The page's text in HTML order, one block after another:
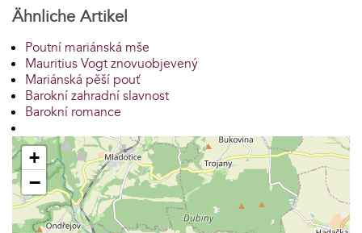
Ähnliche Artikel
Poutní mariánská mše
Mauritius Vogt znovuobjevený
Mariánská pěší pouť
Barokní zahradní slavnost
Barokní romance
+
−